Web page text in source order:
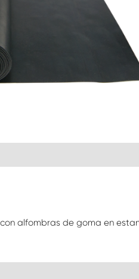
alfombras de goma en